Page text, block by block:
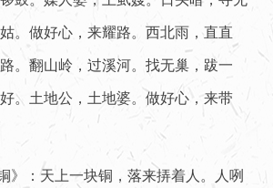
。做好心，来耀路。西北雨，直直
。翻山岭，过溪河。找无巢，跋一
。土地公，土地婆。做好心，来带
》：天上一块铜，落来挵着人。人咧